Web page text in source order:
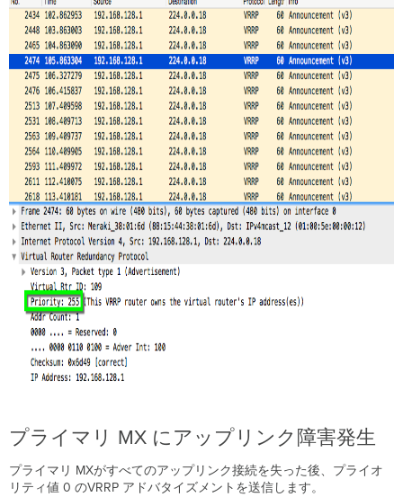
の
挙
動
プライマリ MX にアップリンク障害発生
プライマリ MXがすべてのアップリンク接続を失った後、プライオ
リティ値 0 のVRRP アドバタイズメントを送信します。